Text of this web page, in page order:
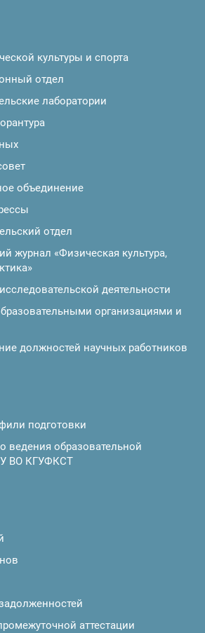
культуры и спорта
отдел
лаборатории
объединение
отдел
журнал «Физическая культура,
деятельности
организациями и
должностей научных работников
подготовки
ведения образовательной
ВО КГУФКСТ
аттестации